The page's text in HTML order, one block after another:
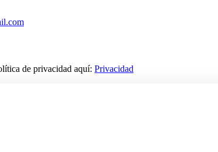
de privacidad aquí: Privacidad